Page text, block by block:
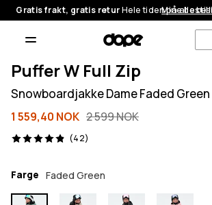
Gratis frakt, gratis returHele tiden på alle
Mine
Puffer W Full Zip
Snowboardjakke Dame Faded Green
1 559,40 NOK 2 599 NOK
(42)
42 anmeldelser, 4.9/5
Farge Faded Green